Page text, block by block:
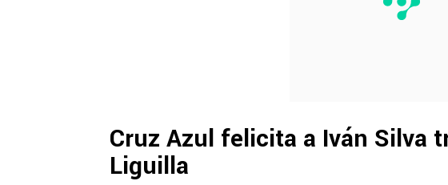
Cruz Azul felicita a Iván Silva
Liguilla